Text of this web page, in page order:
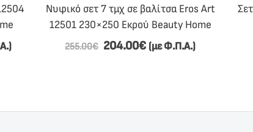
Νυφικό σετ 7 τμχ σε βαλίτσα Eros Art
12501 230×250 Εκρού Beauty Home
255.00€ 204.00€ (με Φ.Π.Α.)